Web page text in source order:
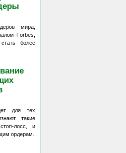
мира,
Forbes,
более
для тех
такие
лосс, и
ордерам.